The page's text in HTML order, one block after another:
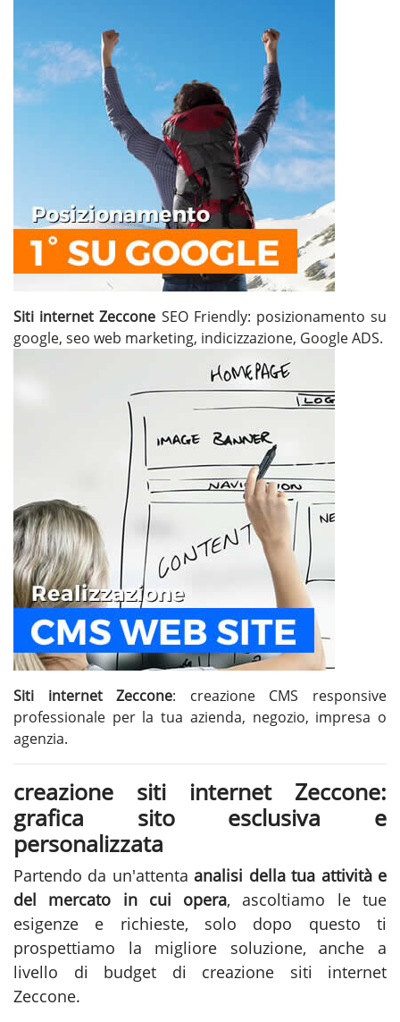
Siti internet Zeccone SEO Friendly: posizionamento su
google, seo web marketing, indicizzazione, Google ADS.
Siti internet Zeccone: creazione CMS responsive
professionale per la tua azienda, negozio, impresa o
agenzia.
creazione siti internet Zeccone:
grafica sito esclusiva e
personalizzata
Partendo da un'attentaanalisi della tua attività e
del mercato in cui opera, ascoltiamo le tue
esigenze e richieste, solo dopo questo ti
prospettiamo la migliore soluzione, anche a
livello di budget di creazione siti internet
Zeccone.